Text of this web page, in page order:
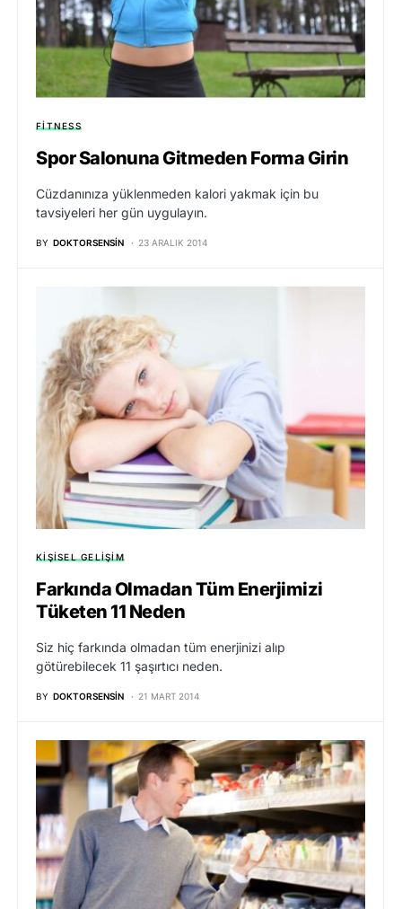
FITNESS
Spor Salonuna Gitmeden Forma Girin
Cüzdanınıza yüklenmeden kalori yakmak için bu
tavsiyeleri her gün uygulayın.
BY DOKTORSENSIN 23 ARALIK 2014
KIŞISEL GELIŞIM
Farkında Olmadan Tüm Enerjimizi
Tüketen 11 Neden
Siz hiç farkında olmadan tüm enerjinizi alıp
götürebilecek 11 şaşırtıcı neden.
BY DOKTORSENSIN 21 MART 2014